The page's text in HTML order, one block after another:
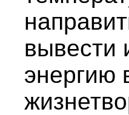
вывести
энергию